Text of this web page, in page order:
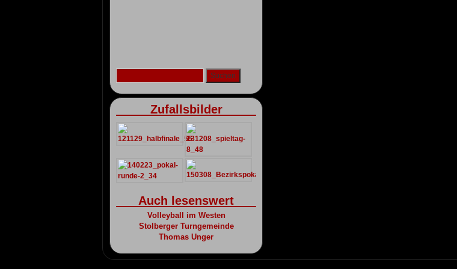
Zufallsbilder
Auch lesenswert
Volleyball im Westen
Stolberger Turngemeinde
Thomas Unger